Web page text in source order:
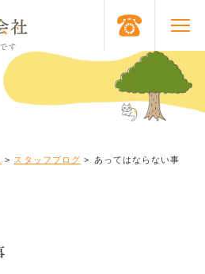
> スタッフブログ > あってはならない事